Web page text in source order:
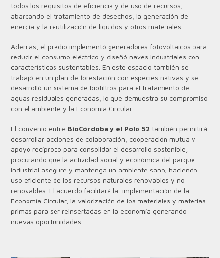
todos los requisitos de eficiencia y de uso de recursos,
abarcando el tratamiento de desechos, la generación de
energía y la reutilización de líquidos y otros materiales.
Además, el predio implementó generadores fotovoltaicos para
reducir el consumo eléctrico y diseñó naves industriales con
características sustentables. En este espacio también se
trabajó en un plan de forestación con especies nativas y se
desarrolló un sistema de biofiltros para el tratamiento de
aguas residuales generadas, lo que demuestra su compromiso
con el ambiente y la Economía Circular.
El convenio entre BioCórdoba y el Polo 52 también permitirá
desarrollar acciones de colaboración, cooperación mutua y
apoyo recíproco para consolidar el desarrollo sostenible,
procurando que la actividad social y económica del parque
industrial asegure y mantenga un ambiente sano, haciendo
uso eficiente de los recursos naturales renovables y no
renovables. El acuerdo facilitará la implementación de la
Economía Circular, la valorización de los materiales y materias
primas para ser reinsertadas en la economía generando
nuevas oportunidades.